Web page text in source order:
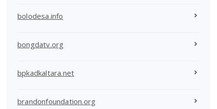
bolodesa.info
bongdatv.org
bpkadkaltara.net
brandonfoundation.org